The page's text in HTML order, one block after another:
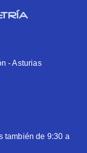
- Asturias
también de 9:30 a